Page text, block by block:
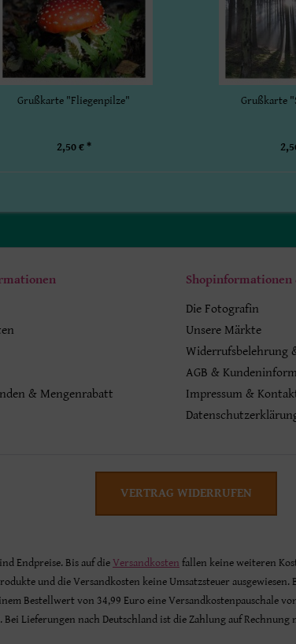
Grußkarte "Fliegenpilze"
2,50 € *
Grußkarte
& Mengenrabatt
Shopinformationen
Die Fotografin
Unsere Märkte
Widerrufsbelehrung
AGB &
Impressum &
VERTRAG WIDERRUFEN
Endpreise. Bis auf die Versandkosten fallen keine weiteren
und die Versandkosten keine Umsatzsteuer ausgewiesen.
Bestellwert von 34,99 Euro eine Versandkostenpauschale
Lieferungen nach Deutschland ist die Zahlung auf